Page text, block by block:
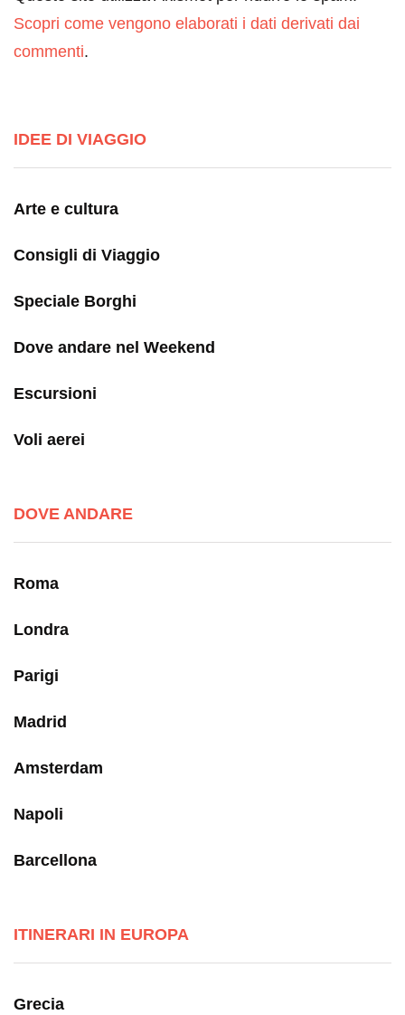
Scopri come vengono elaborati i dati derivati dai
commenti.
IDEE DI VIAGGIO
Arte e cultura
Consigli di Viaggio
Speciale Borghi
Dove andare nel Weekend
Escursioni
Voli aerei
DOVE ANDARE
Roma
Londra
Parigi
Madrid
Amsterdam
Napoli
Barcellona
ITINERARI IN EUROPA
Grecia